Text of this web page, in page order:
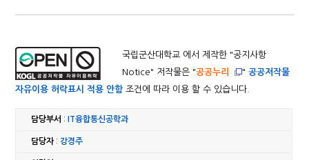
국립군산대학교 에서 제작한 "공지사항
Notice" 저작물은 "공공누리 "공공저작물
자유이용 허락표시 적용 안함조건에 따라 이용 할 수 있습니다.
담당부서 : IT융합통신공학과
담당자:강경주